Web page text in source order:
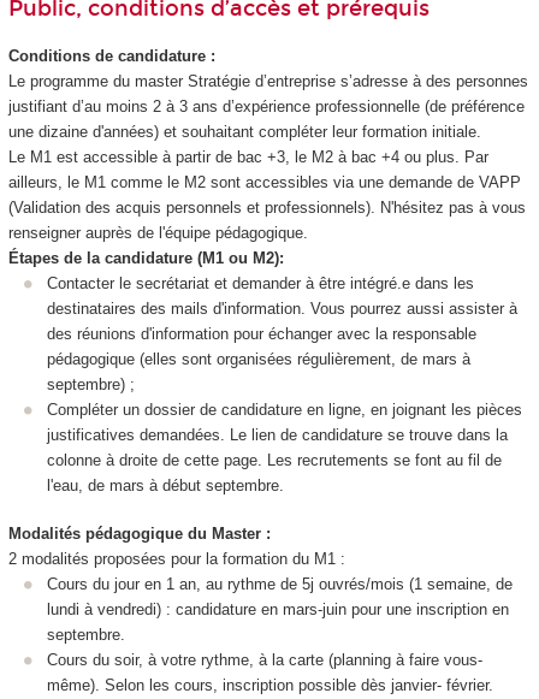
Public, conditions d’accès et prérequis
Conditions de candidature :
Le programme du master Stratégie d’entreprise s’adresse à des personnes
justifiant d’au moins 2 à 3 ans d’expérience professionnelle (de préférence
une dizaine d'années) et souhaitant compléter leur formation initiale.
Le M1 est accessible à partir de bac +3, le M2 à bac +4 ou plus. Par
ailleurs, le M1 comme le M2 sont accessibles via une demande de VAPP
(Validation des acquis personnels et professionnels). N'hésitez pas à vous
renseigner auprès de l'équipe pédagogique.
Étapes de la candidature (M1 ou M2):
Contacter le secrétariat et demander à être intégré.e dans les
destinataires des mails d'information. Vous pourrez aussi assister à
des réunions d'information pour échanger avec la responsable
pédagogique (elles sont organisées régulièrement, de mars à
septembre) ;
Compléter un dossier de candidature en ligne, en joignant les pièces
justificatives demandées. Le lien de candidature se trouve dans la
colonne à droite de cette page. Les recrutements se font au fil de
l'eau, de mars à début septembre.
Modalités pédagogique du Master :
2 modalités proposées pour la formation du M1 :
Cours du jour en 1 an, au rythme de 5j ouvrés/mois (1 semaine, de
lundi à vendredi) : candidature en mars-juin pour une inscription en
septembre.
Cours du soir, à votre rythme, à la carte (planning à faire vous-
même). Selon les cours, inscription possible dès janvier- février.